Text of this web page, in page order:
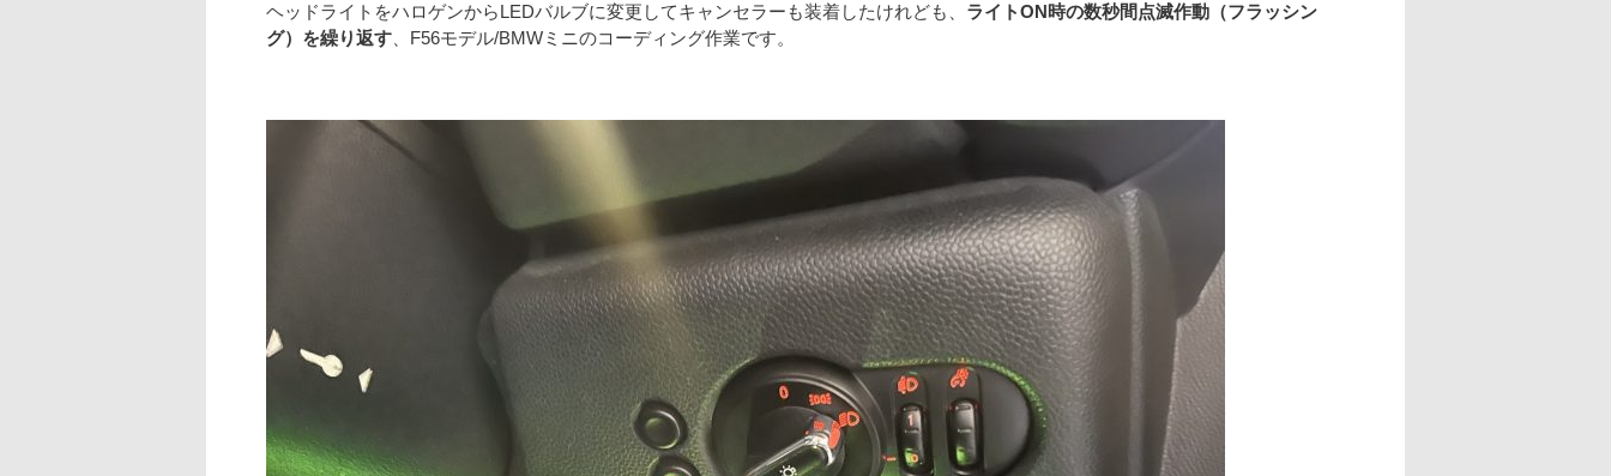
ヘッドライトをハロゲンからLEDバルブに変更してキャンセラーも装着したけれども、 ライトON時の数秒間点滅作動（フラッシン
グ）を繰り返す 、F56モデル/BMWミニのコーディング作業です。